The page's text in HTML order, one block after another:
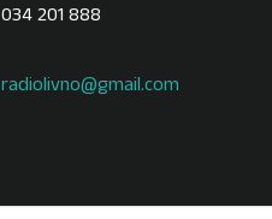
034 201 888
radiolivno@gmail.com